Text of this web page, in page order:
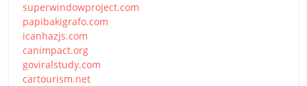
superwindowproject.com
papibakigrafo.com
icanhazjs.com
canimpact.org
goviralstudy.com
cartourism.net